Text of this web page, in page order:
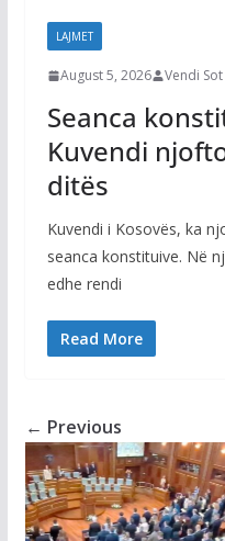
LAJMET
August 5, 2026 Vendi Sot
Seanca
Kuvendi
ditës
Kuvendi i Kosovës, ka
seanca konstituive. Në
edhe rendi
Read More
← Previous